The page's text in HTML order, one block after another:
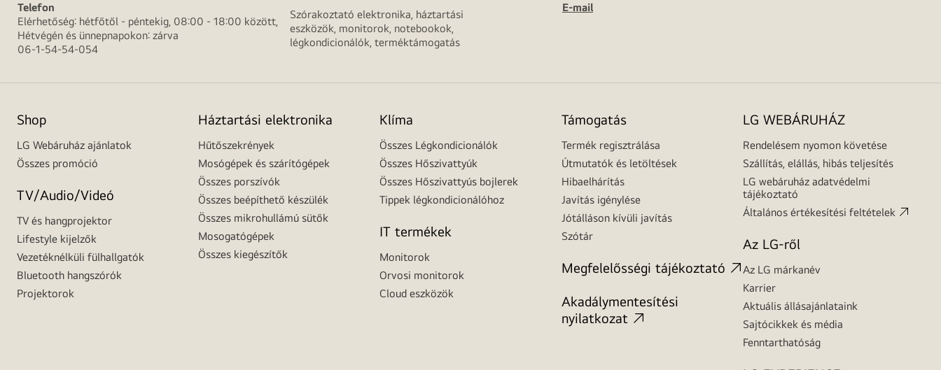
Telefon
Elérhetőség: hétfőtől - péntekig, 08:00 - 18:00 között,
Hétvégén és ünnepnapokon: zárva
06-1-54-54-054
Szórakoztató elektronika, háztartási
eszközök, monitorok, notebookok,
légkondicionálók, terméktámogatás
E-mail
Shop
LG Webáruház ajánlatok
Összes promóció
TV/Audio/Videó
TV és hangprojektor
Lifestyle kijelzők
Vezetéknélküli fülhallgatók
Bluetooth hangszórók
Projektorok
Háztartási elektronika
Hűtőszekrények
Mosógépek és szárítógépek
Összes porszívók
Összes beépíthető készülék
Összes mikrohullámú sütők
Mosogatógépek
Összes kiegészítők
Klíma
Összes Légkondicionálók
Összes Hőszivattyúk
Összes Hőszivattyús bojlerek
Tippek légkondicionálóhoz
IT termékek
Monitorok
Orvosi monitorok
Cloud eszközök
Támogatás
Termék regisztrálása
Útmutatók és letöltések
Hibaelhárítás
Javítás igénylése
Jótálláson kívüli javítás
Szótár
Megfelelősségi tájékoztató
Akadálymentesítési
nyilatkozat
LG WEBÁRUHÁZ
Rendelésem nyomon követése
Szállítás, elállás, hibás teljesítés
LG webáruház adatvédelmi
tájékoztató
Általános értékesítési feltételek
Az LG-ről
Az LG márkanév
Karrier
Aktuális állásajánlataink
Sajtócikkek és média
Fenntarthatóság